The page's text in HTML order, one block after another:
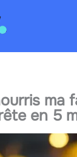
ma
en 5